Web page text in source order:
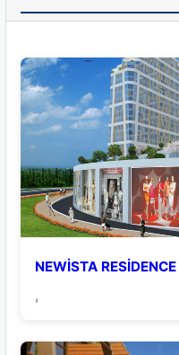
NEWİSTA RESİDENCE
,